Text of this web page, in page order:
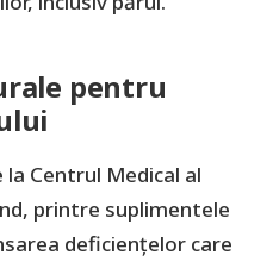
pentru
Centrul Medical al
printre suplimentele
deficiențelor care